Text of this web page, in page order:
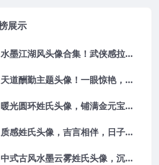
展示
水墨江湖风头像合集！武侠感拉满，直接帅出圈
天道酬勤主题头像！一眼惊艳，解锁独特人设
暖光圆环姓氏头像，铺满金元宝尽显吉祥好寓意
质感姓氏头像，吉言相伴，日子平安兴旺
中式古风水墨云雾姓氏头像，沉静雅致自带韵味